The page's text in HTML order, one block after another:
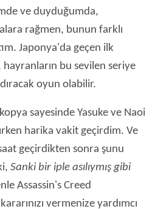
ve duyduğumda,
rağmen, bunun farklı
Japonya'da geçen ilk
hayranların bu sevilen seriye
oyun olabilir.
sayesinde Yasuke ve Naoi
harika vakit geçirdim. Ve
geçirdikten sonra şunu
Sanki bir iple asılıymış gibi
Assassin's Creed
vermenize yardımcı